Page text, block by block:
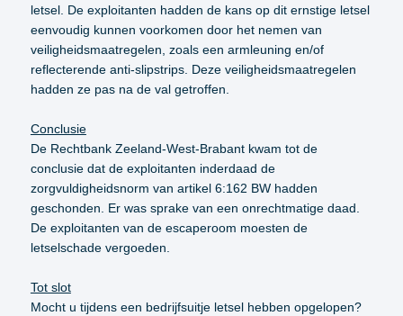
letsel. De exploitanten hadden de kans op dit ernstige letsel
eenvoudig kunnen voorkomen door het nemen van
veiligheidsmaatregelen, zoals een armleuning en/of
reflecterende anti-slipstrips. Deze veiligheidsmaatregelen
hadden ze pas na de val getroffen.
Conclusie
De Rechtbank Zeeland-West-Brabant kwam tot de
conclusie dat de exploitanten inderdaad de
zorgvuldigheidsnorm van artikel 6:162 BW hadden
geschonden. Er was sprake van een onrechtmatige daad.
De exploitanten van de escaperoom moesten de
letselschade vergoeden.
Tot slot
Mocht u tijdens een bedrijfsuitje letsel hebben opgelopen?